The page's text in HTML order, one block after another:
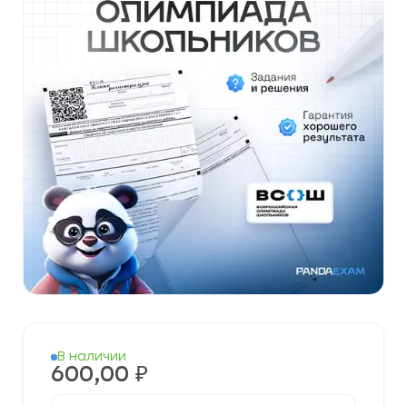
В наличии
600,00 ₽